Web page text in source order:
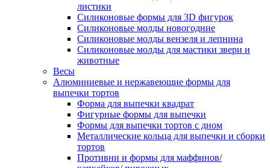
листики
Силиконовые формы для 3D фигурок
Силиконовые молды новогодние
Силиконовые молды вензеля и лепнина
Силиконовые молды для мастики звери и
животные
Весы
Алюминиевые и нержавеющие формы для
выпечки тортов
Форма для выпечки квадрат
Фигурные формы для выпечки
Формы для выпечки тортов с дном
Металлические кольца для выпечки и сборки
тортов
Противни и формы для маффинов/